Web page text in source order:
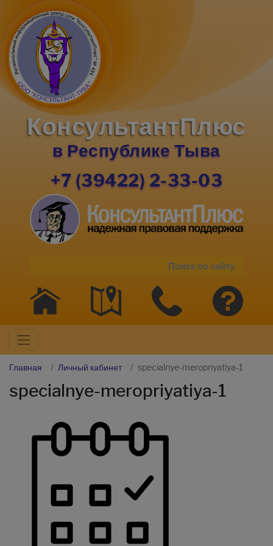
КонсультантПлюс
в Республике Тыва
+7 (39422) 2-33-03
Главная Личный кабинет specialnye-meropriyatiya-1
specialnye-meropriyatiya-1